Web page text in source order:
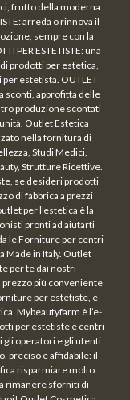
frutto della moderna
arreda o rinnova il
sempre con la
PER ESTETISTE: una
prodotti per estetica,
estetista. OUTLET
sconti, approfitta delle
produzione scontati
Outlet Estetica
nella fornitura di
Studi Medici,
Strutture Ricettive.
se desideri prodotti
di fabbrica a prezzi
per l'estetica è la
pronti ad aiutarti
le Forniture per centri
Made in Italy. Outlet
per te dai nostri
più conveniente
per estetiste, e
Mybeautyfarm è l’e-
per estetiste e centri
gli operatori e gli utenti
preciso e affidabile: il
risparmiare molto
rimanere sforniti di